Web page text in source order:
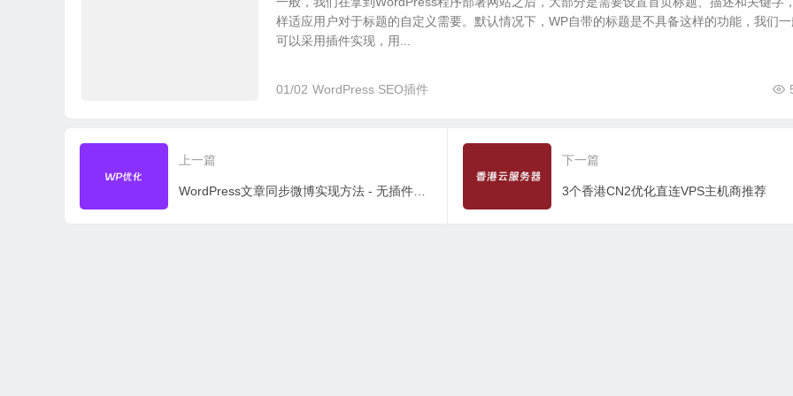
样适应用户对于标题的自定义需要。默认情况下，WP自带的标题是不具备这样的功能，我们
可以采用插件实现，用...
01/02 WordPress SEO插件
上一篇
WordPress文章同步微博实现方法 - 无插件脚本同步微博
下一篇
3个香港CN2优化直连VPS主机商推荐